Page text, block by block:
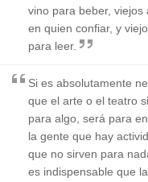
vino para beber, viejos
en quien confiar, y
para leer.
Si es absolutamente
que el arte o el teatro
para algo, será para
la gente que hay
que no sirven para
es indispensable que